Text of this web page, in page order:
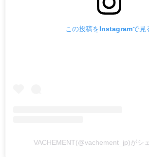
この投稿をInstagramで見
VACHEMENT(@vachement_jp)がシ